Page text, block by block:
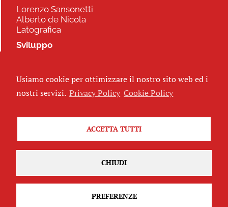
Lorenzo Sansonetti
Alberto de Nicola
Latografica
Sviluppo
Seguici
Iscriviti alla newsletter
Attribuzione - Non commerciale - Non opere derivate 2.5 Italia
Usiamo cookie per ottimizzare il nostro sito web ed i
nostri servizi. Privacy Policy Cookie Policy
ACCETTA TUTTI
CHIUDI
PREFERENZE